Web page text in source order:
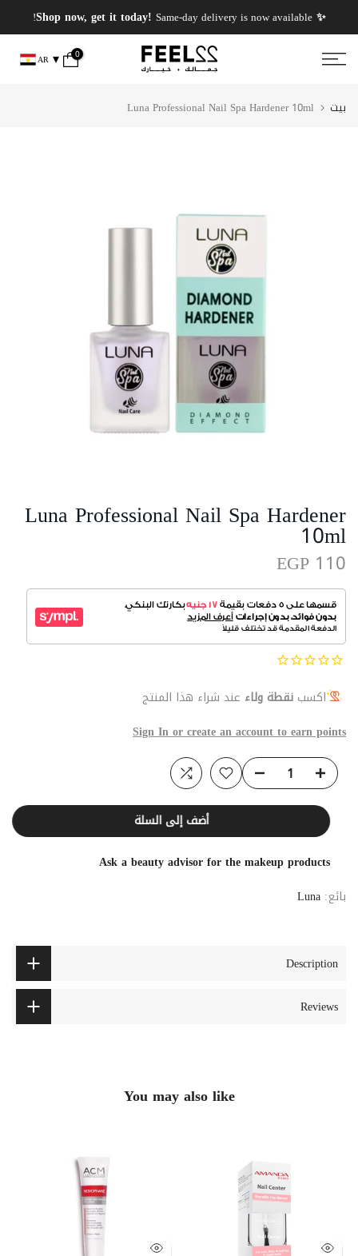
انتقل
إلى
المحتوى
✨ Shop now, get it today!
Same-day delivery is now available!
0
AR
بيت Luna Professional Nail Spa Hardener 10ml
Luna Professional Nail Spa Hardener
10ml
EGP 110
اكسب نقطة ولاء عند شراء هذا المنتج
Sign In or create an account to earn points
أضف إلى السلة
Ask a beauty advisor for the makeup products
بائع: Luna
Description
Reviews
You may also like